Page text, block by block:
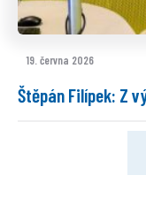
19. června 2026
Štěpán Filípek: Z